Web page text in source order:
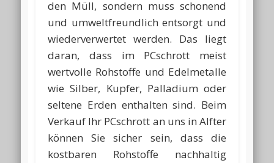
den Müll, sondern muss schonend
und umweltfreundlich entsorgt und
wiederverwertet werden. Das liegt
daran, dass im PCschrott meist
wertvolle Rohstoffe und Edelmetalle
wie Silber, Kupfer, Palladium oder
seltene Erden enthalten sind. Beim
Verkauf Ihr PCschrott an uns in Alfter
können Sie sicher sein, dass die
kostbaren Rohstoffe nachhaltig